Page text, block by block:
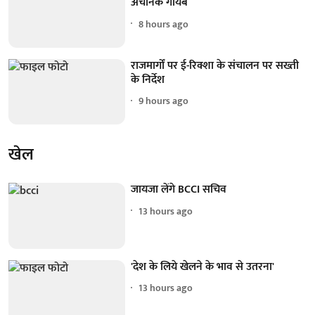
8 hours ago
राजमार्गों पर ई-रिक्शा के संचालन पर सख्ती
के निर्देश
9 hours ago
खेल
जायजा लेंगे BCCI सचिव
13 hours ago
'देश के लिये खेलने के भाव से उतरना'
13 hours ago